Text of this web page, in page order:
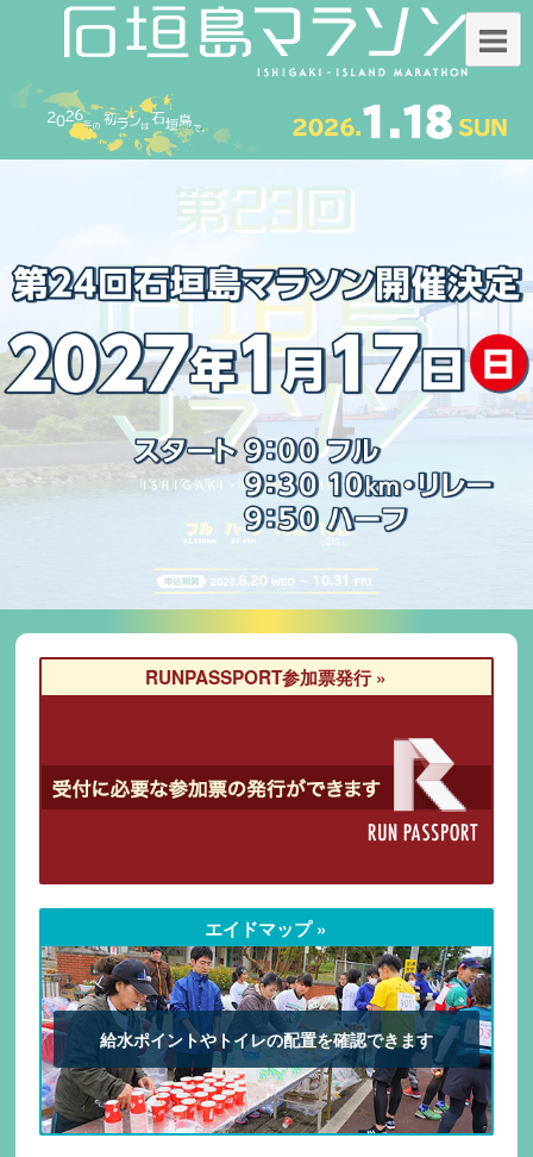
RUNPASSPORT参加票発行 »
エイドマップ »
給水ポイントやトイレの配置を確認できます